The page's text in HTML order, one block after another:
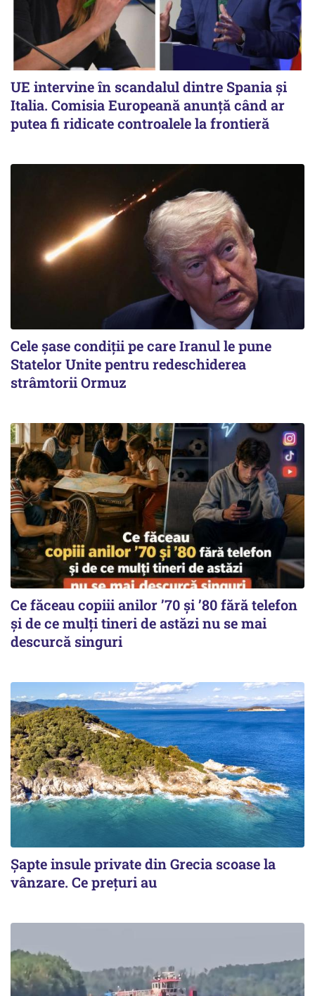
UE intervine în scandalul dintre Spania și
Italia. Comisia Europeană anunță când ar
putea fi ridicate controalele la frontieră
Cele șase condiții pe care Iranul le pune
Statelor Unite pentru redeschiderea
strâmtorii Ormuz
Ce făceau copiii anilor ’70 și ’80 fără telefon
și de ce mulți tineri de astăzi nu se mai
descurcă singuri
Șapte insule private din Grecia scoase la
vânzare. Ce prețuri au